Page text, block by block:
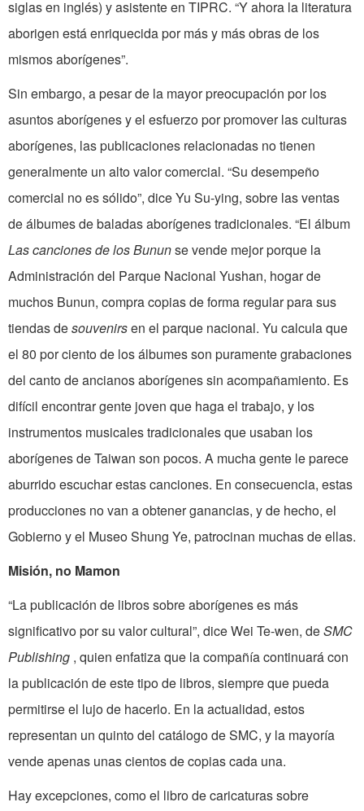
siglas en inglés) y asistente en TIPRC. “Y ahora la literatura
aborigen está enriquecida por más y más obras de los
mismos aborígenes”.
Sin embargo, a pesar de la mayor preocupación por los
asuntos aborígenes y el esfuerzo por promover las culturas
aborígenes, las publicaciones relacionadas no tienen
generalmente un alto valor comercial. “Su desempeño
comercial no es sólido”, dice Yu Su-ying, sobre las ventas
de álbumes de baladas aborígenes tradicionales. “El álbum
Lascanciones de los Bununse vende mejor porque la
Administración del Parque Nacional Yushan, hogar de
muchos Bunun, compra copias de forma regular para sus
tiendas desouvenirsen el parque nacional. Yu calcula que
el 80 por ciento de los álbumes son puramente grabaciones
del canto de ancianos aborígenes sin acompañamiento. Es
difícil encontrar gente joven que haga el trabajo, y los
instrumentos musicales tradicionales que usaban los
aborígenes de Taiwan son pocos. A mucha gente le parece
aburrido escuchar estas canciones. En consecuencia, estas
producciones no van a obtener ganancias, y de hecho, el
Gobierno y el Museo Shung Ye, patrocinan muchas de ellas.
Misión, no Mamon
“La publicación de libros sobre aborígenes es más
significativo por su valor cultural”, dice Wei Te-wen, deSMC
Publishing , quien enfatiza que la compañía continuará con
la publicación de este tipo de libros, siempre que pueda
permitirse el lujo de hacerlo. En la actualidad, estos
representan un quinto del catálogo de SMC, y la mayoría
vende apenas unas cientos de copias cada una.
Hay excepciones, como el libro de caricaturas sobre